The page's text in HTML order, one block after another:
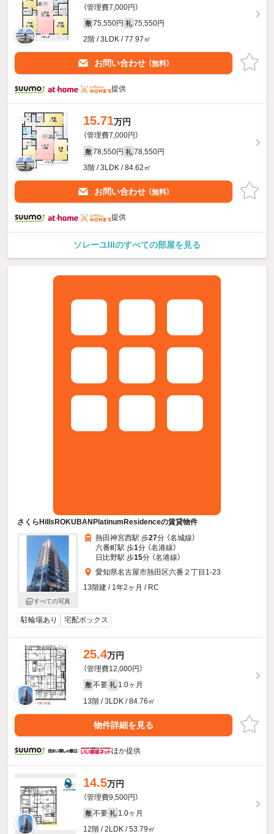
（管理費7,000円）
敷 75,550円 礼 75,550円
2階 / 3LDK / 77.97㎡
お問い合わせ （無料）
提供
15.71万円
（管理費7,000円）
敷 78,550円 礼 78,550円
3階 / 3LDK / 84.62㎡
お問い合わせ （無料）
提供
ソレーユIIIのすべての部屋を見る
さくらHillsROKUBANPlatinumResidenceの賃貸物件
すべての写真
熱田神宮西駅 歩27分 （名城線）
六番町駅 歩1分 （名港線）
日比野駅 歩15分 （名港線）
愛知県名古屋市熱田区六番２丁目1-23
13階建 / 1年2ヶ月 / RC
駐輪場あり 宅配ボックス
25.4万円
（管理費12,000円）
敷 不要 礼 1.0ヶ月
13階 / 3LDK / 84.76㎡
物件詳細を見る
ほか提供
14.5万円
（管理費9,500円）
敷 不要 礼 1.0ヶ月
12階 / 2LDK / 53.79㎡